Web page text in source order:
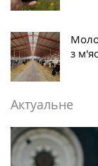
з
Актуальне